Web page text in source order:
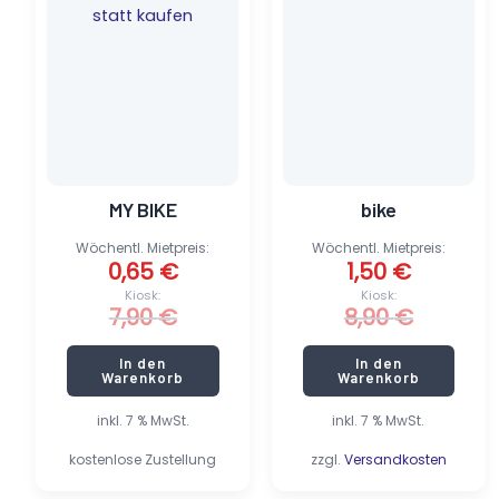
inkl. 7 % MwSt.
kostenlose Zustellung
MY BIKE
Kiosk:
7,90€
Wöchentl. Mietpreis:
0,65 €
In den
Warenkorb
inkl. 7 % MwSt.
zzgl. Versandkosten
bike
Kiosk:
8,90€
Wöchentl. Mietpreis:
1,50 €
In den
Warenkorb